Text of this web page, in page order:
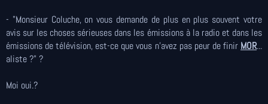
- "Monsieur Coluche, on vous demande de plus en plus souvent votre
avis sur les choses sérieuses dans les émissions à la radio et dans les
émissions de télévision, est-ce que vous n'avez pas peur de finir MOR...
aliste ?" ?
Moi oui.?